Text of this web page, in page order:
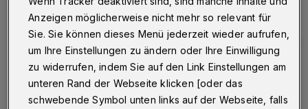
Anzeigen möglicherweise nicht mehr so relevant für
Sie. Sie können dieses Menü jederzeit wieder aufrufen,
um Ihre Einstellungen zu ändern oder Ihre Einwilligung
zu widerrufen, indem Sie auf den Link Einstellungen am
unteren Rand der Webseite klicken [oder das
schwebende Symbol unten links auf der Webseite, falls